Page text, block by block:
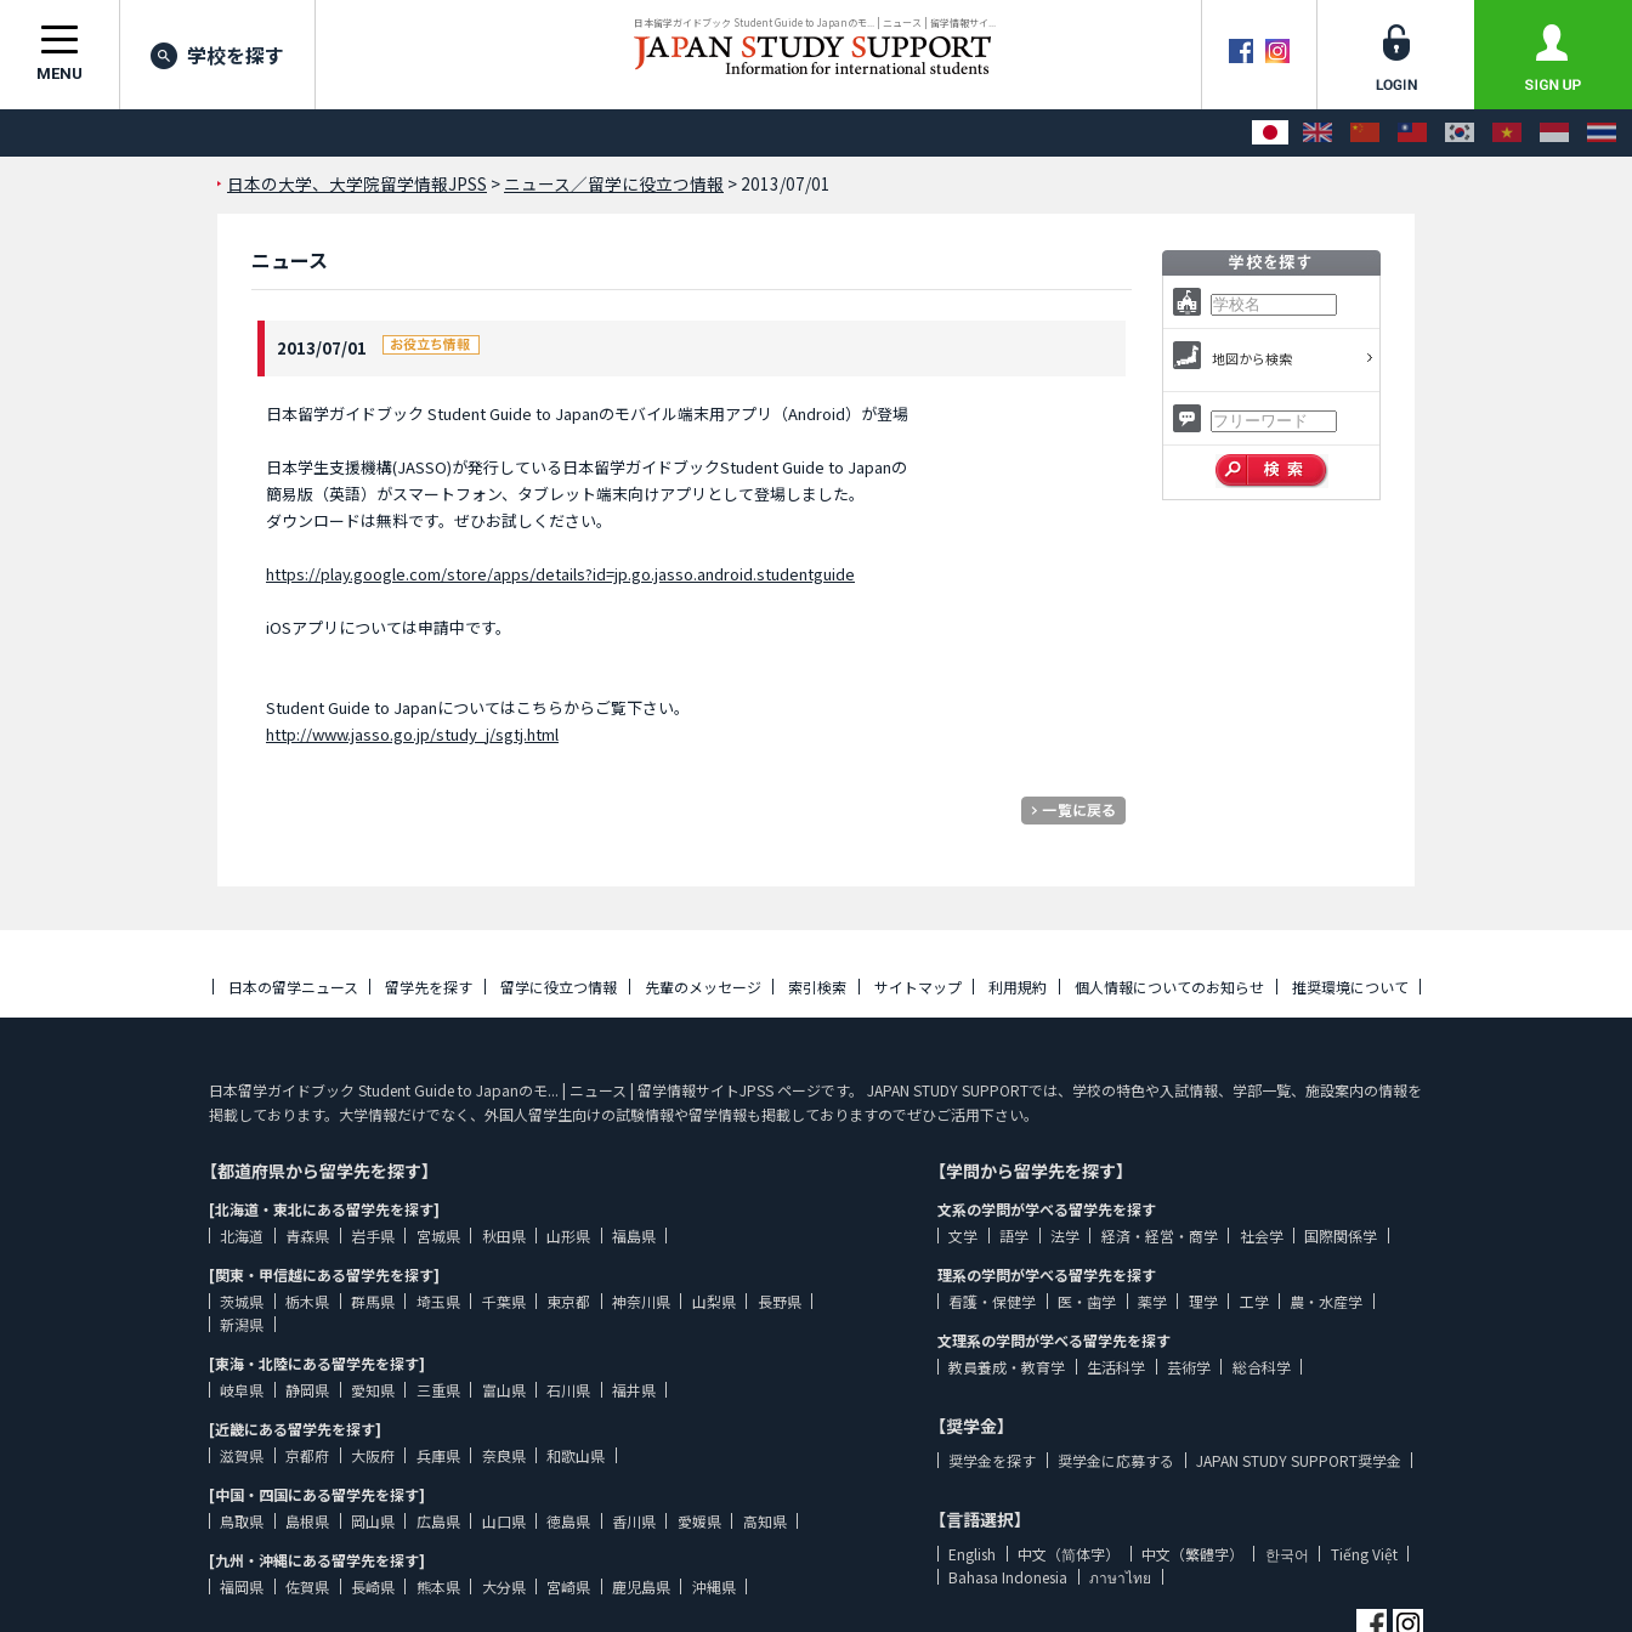
日本留学ガイドブック Student Guide to Japanのモ... | ニュース | 留学情報サイ...
MENU
学校を探す
日本の大学、大学院留学情報JPSS > ニュース／留学に役立つ情報 > 2013/07/01
ニュース
2013/07/01
日本留学ガイドブック Student Guide to Japanのモバイル端末用アプリ（Android）が登場
日本学生支援機構(JASSO)が発行している日本留学ガイドブックStudent Guide to Japanの
簡易版（英語）がスマートフォン、タブレット端末向けアプリとして登場しました。
ダウンロードは無料です。ぜひお試しください。
https://play.google.com/store/apps/details?id=jp.go.jasso.android.studentguide
iOSアプリについては申請中です。
Student Guide to Japanについてはこちらからご覧下さい。
http://www.jasso.go.jp/study_j/sgtj.html
地図から検索
日本の留学ニュース 留学先を探す 留学に役立つ情報 先輩のメッセージ 索引検索 サイトマップ 利用規約 個人情報についてのお知らせ 推奨環境について
日本留学ガイドブック Student Guide to Japanのモ... | ニュース | 留学情報サイトJPSS ページです。 JAPAN STUDY SUPPORTでは、学校の特色や入試情報、学部一覧、施設案内の情報を
掲載しております。大学情報だけでなく、外国人留学生向けの試験情報や留学情報も掲載しておりますのでぜひご活用下さい。
【都道府県から留学先を探す】
[北海道・東北にある留学先を探す]
北海道
青森県 岩手県 宮城県 秋田県 山形県
福島県
[関東・甲信越にある留学先を探す]
茨城県
栃木県 群馬県 埼玉県 千葉県 東京都 神奈川県 山梨県
長野県
新潟県
[東海・北陸にある留学先を探す]
岐阜県
静岡県 愛知県 三重県 富山県 石川県
福井県
[近畿にある留学先を探す]
滋賀県
京都府 大阪府 兵庫県 奈良県
和歌山県
[中国・四国にある留学先を探す]
鳥取県
島根県 岡山県 広島県 山口県 徳島県 香川県 愛媛県
高知県
[九州・沖縄にある留学先を探す]
福岡県
佐賀県 長崎県 熊本県 大分県 宮崎県 鹿児島県 沖縄県
【学問から留学先を探す】
文系の学問が学べる留学先を探す
文学
語学 法学 経済・経営・商学 社会学
国際関係学
理系の学問が学べる留学先を探す
看護・保健学
医・歯学 薬学 理学 工学
農・水産学
文理系の学問が学べる留学先を探す
教員養成・教育学
生活科学 芸術学 総合科学
【奨学金】
奨学金を探す 奨学金に応募する JAPAN STUDY SUPPORT奨学金
【言語選択】
English 中文（简体字） 中文（繁體字） 한국어
Tiếng Việt
Bahasa Indonesia
ภาษาไทย